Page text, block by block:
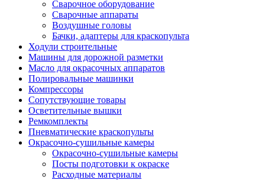
Сварочное оборудование
Сварочные аппараты
Воздушные головы
Бачки, адаптеры для краскопульта
Ходули строительные
Машины для дорожной разметки
Масло для окрасочных аппаратов
Полировальные машинки
Компрессоры
Сопутствующие товары
Осветительные вышки
Ремкомплекты
Пневматические краскопульты
Окрасочно-сушильные камеры
Окрасочно-сушильные камеры
Посты подготовки к окраске
Расходные материалы